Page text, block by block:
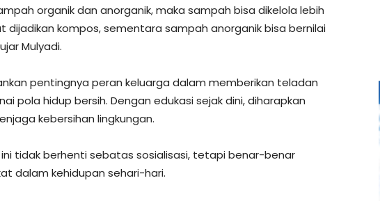
organik dan anorganik, maka sampah bisa dikelola lebih
dijadikan kompos, sementara sampah anorganik bisa bernilai
Mulyadi.
pentingnya peran keluarga dalam memberikan teladan
pola hidup bersih. Dengan edukasi sejak dini, diharapkan
kebersihan lingkungan.
tidak berhenti sebatas sosialisasi, tetapi benar-benar
dalam kehidupan sehari-hari.